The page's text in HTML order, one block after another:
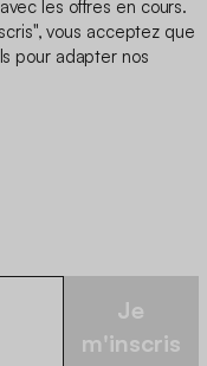
les offres en cours.
vous acceptez que
pour adapter nos
Je
m'inscris